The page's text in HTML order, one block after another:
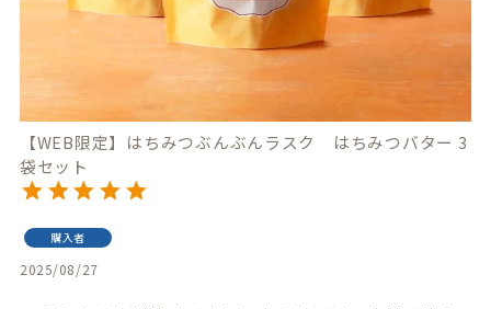
【WEB限定】はちみつぶんぶんラスク はちみつバター 3
袋セット
購入者
2025/08/27